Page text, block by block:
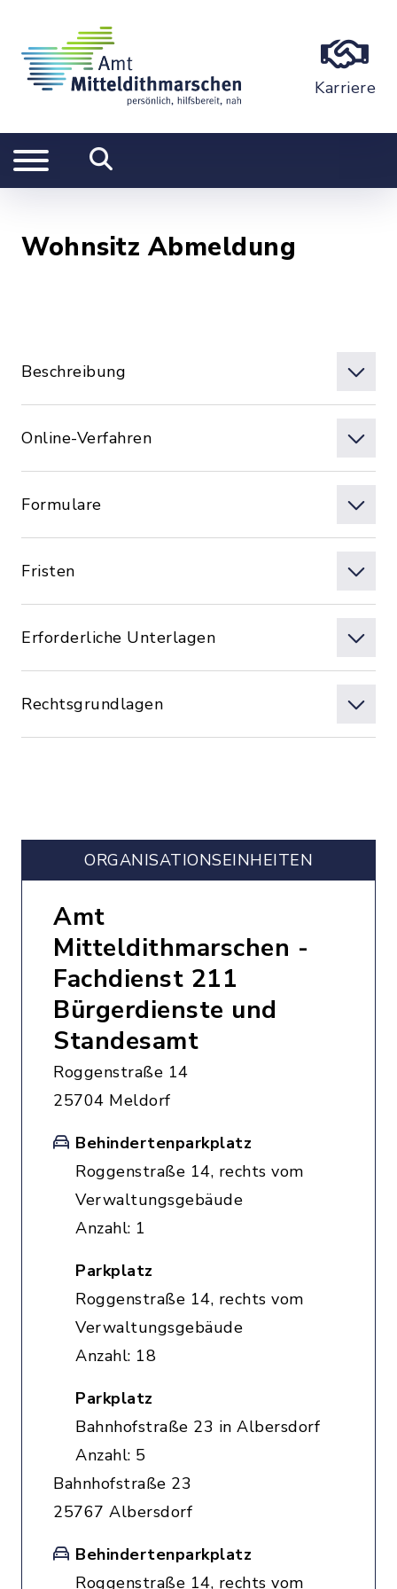
Karriere
Wohnsitz Abmeldung
Beschreibung
Online-Verfahren
Formulare
Fristen
Erforderliche Unterlagen
Rechtsgrundlagen
ORGANISATIONS­EINHEITEN
Amt
Mitteldithmarschen -
Fachdienst 211
Bürgerdienste und
Standesamt
Roggenstraße 14
25704 Meldorf
Behindertenparkplatz
Roggenstraße 14, rechts vom
Verwaltungsgebäude
Anzahl: 1
Parkplatz
Roggenstraße 14, rechts vom
Verwaltungsgebäude
Anzahl: 18
Parkplatz
Bahnhofstraße 23 in Albersdorf
Anzahl: 5
Bahnhofstraße 23
25767 Albersdorf
Behindertenparkplatz
Roggenstraße 14, rechts vom